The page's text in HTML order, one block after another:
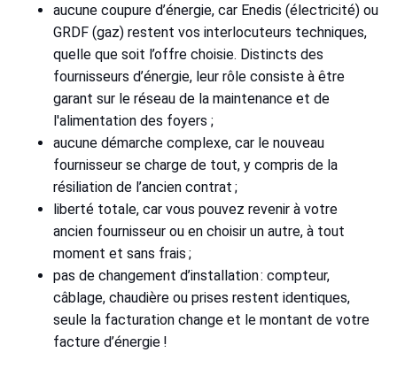
aucune coupure d’énergie, car Enedis (électricité) ou
GRDF (gaz) restent vos interlocuteurs techniques,
quelle que soit l’offre choisie. Distincts des
fournisseurs d’énergie, leur rôle consiste à être
garant sur le réseau de la maintenance et de
l'alimentation des foyers ;
aucune démarche complexe, car le nouveau
fournisseur se charge de tout, y compris de la
résiliation de l’ancien contrat ;
liberté totale, car vous pouvez revenir à votre
ancien fournisseur ou en choisir un autre, à tout
moment et sans frais ;
pas de changement d’installation : compteur,
câblage, chaudière ou prises restent identiques,
seule la facturation change et le montant de votre
facture d’énergie !